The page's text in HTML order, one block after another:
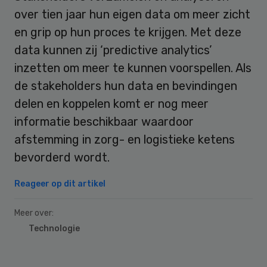
over tien jaar hun eigen data om meer zicht
en grip op hun proces te krijgen. Met deze
data kunnen zij ‘predictive analytics’
inzetten om meer te kunnen voorspellen. Als
de stakeholders hun data en bevindingen
delen en koppelen komt er nog meer
informatie beschikbaar waardoor
afstemming in zorg- en logistieke ketens
bevorderd wordt.
Reageer op dit artikel
Meer over:
Technologie